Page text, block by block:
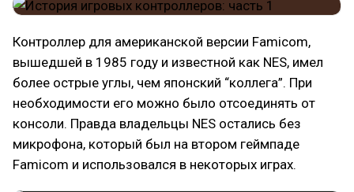
Контроллер для американской версии Famicom,
вышедшей в 1985 году и известной как NES, имел
более острые углы, чем японский “коллега”. При
необходимости его можно было отсоединять от
консоли. Правда владельцы NES остались без
микрофона, который был на втором геймпаде
Famicom и использовался в некоторых играх.